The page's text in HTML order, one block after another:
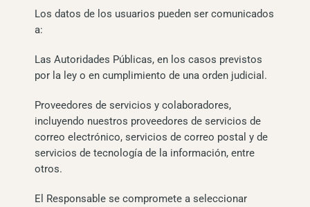
Los datos de los usuarios pueden ser comunicados
a:
Las Autoridades Públicas, en los casos previstos
por la ley o en cumplimiento de una orden judicial.
Proveedores de servicios y colaboradores,
incluyendo nuestros proveedores de servicios de
correo electrónico, servicios de correo postal y de
servicios de tecnología de la información, entre
otros.
El Responsable se compromete a seleccionar